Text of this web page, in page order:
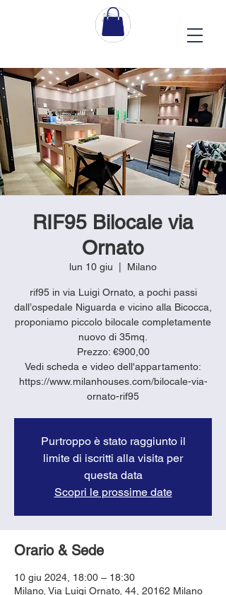
RIF95 Bilocale via
Ornato
lun 10 giu Milano
rif95 in via Luigi Ornato, a pochi passi
dall’ospedale Niguarda e vicino alla Bicocca,
proponiamo piccolo bilocale completamente
nuovo di 35mq.
Prezzo: €900,00
Vedi scheda e video dell'appartamento:
https://www.milanhouses.com/bilocale-via-
ornato-rif95
Purtroppo è stato raggiunto il
limite di iscritti alla visita per
questa data
Scopri le prossime date
Orario & Sede
10 giu 2024, 18:00 – 18:30
Milano, Via Luigi Ornato, 44, 20162 Milano